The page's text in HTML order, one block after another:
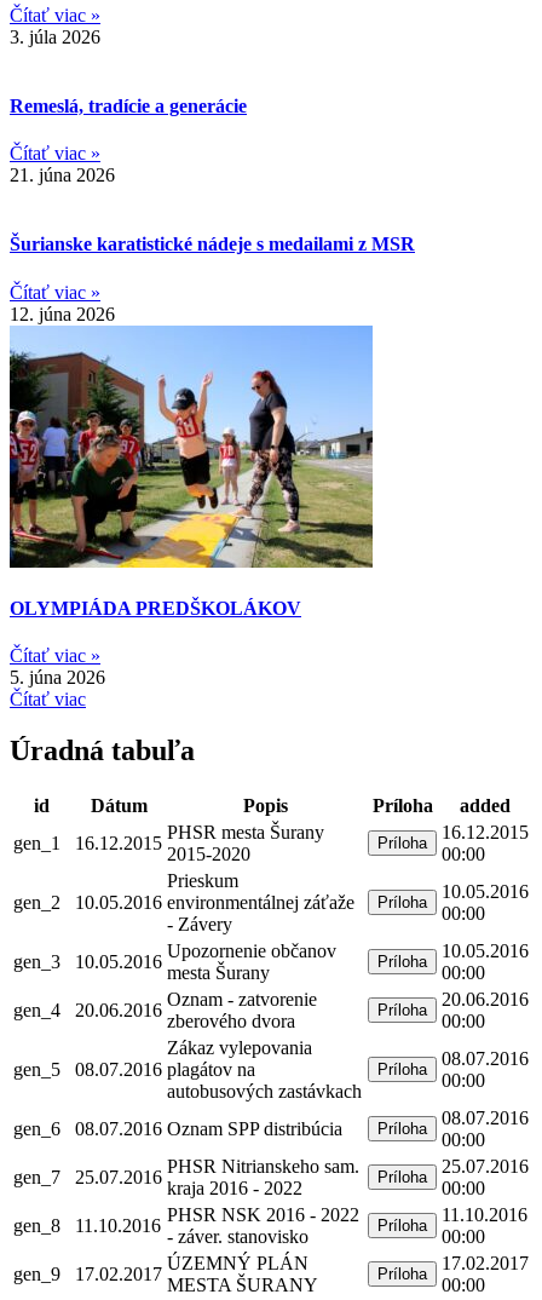
Čítať viac »
3. júla 2026
Remeslá, tradície a generácie
Čítať viac »
21. júna 2026
Šurianske karatistické nádeje s medailami z MSR
Čítať viac »
12. júna 2026
OLYMPIÁDA PREDŠKOLÁKOV
Čítať viac »
5. júna 2026
Čítať viac
Úradná tabuľa
id Dátum Popis Príloha
added
gen_1
16.12.2015
PHSR mesta Šurany
2015-2020
Príloha
16.12.2015
00:00
gen_2 10.05.2016
Prieskum
environmentálnej záťaže
- Závery
Príloha
10.05.2016
00:00
gen_3 10.05.2016
Upozornenie občanov
mesta Šurany
Príloha
10.05.2016
00:00
gen_4
20.06.2016
Oznam - zatvorenie
zberového dvora
Príloha
20.06.2016
00:00
gen_5 08.07.2016
Zákaz vylepovania
plagátov na
autobusových zastávkach
Príloha
08.07.2016
00:00
gen_6 08.07.2016 Oznam SPP distribúcia Príloha
08.07.2016
00:00
gen_7
25.07.2016
PHSR Nitrianskeho sam.
kraja 2016 - 2022
Príloha
25.07.2016
00:00
gen_8
11.10.2016
PHSR NSK 2016 - 2022
- záver. stanovisko
Príloha
11.10.2016
00:00
gen_9
17.02.2017
ÚZEMNÝ PLÁN
MESTA ŠURANY
Príloha
17.02.2017
00:00